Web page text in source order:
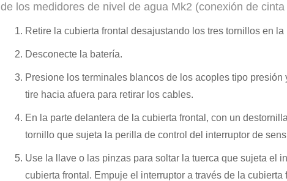
de los medidores de nivel de agua Mk2 (conexión de
Retire la cubierta frontal desajustando los tres tornillos en la
Desconecte la batería.
Presione los terminales blancos de los acoples tipo
tire hacia afuera para retirar los cables.
En la parte delantera de la cubierta frontal, con un
tornillo que sujeta la perilla de control del interruptor de
Use la llave o las pinzas para soltar la tuerca que sujeta el
cubierta frontal. Empuje el interruptor a través de la cubierta